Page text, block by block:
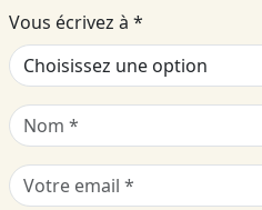
Vous écrivez à *